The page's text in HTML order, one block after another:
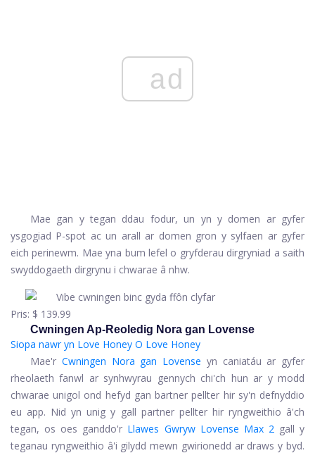
ad
Mae gan y tegan ddau fodur, un yn y domen ar gyfer
ysgogiad P-spot ac un arall ar domen gron y sylfaen ar gyfer
eich perinewm. Mae yna bum lefel o gryfderau dirgryniad a saith
swyddogaeth dirgrynu i chwarae â nhw.
Pris: $ 139.99
Cwningen Ap-Reoledig Nora gan Lovense
Siopa nawr yn Love Honey O Love Honey
Mae'r Cwningen Nora gan Lovense yn caniatáu ar gyfer
rheolaeth fanwl ar synhwyrau gennych chi'ch hun ar y modd
chwarae unigol ond hefyd gan bartner pellter hir sy'n defnyddio
eu app. Nid yn unig y gall partner pellter hir ryngweithio â'ch
tegan, os oes ganddo'r Llawes Gwryw Lovense Max 2 gall y
teganau ryngweithio â'i gilydd mewn gwirionedd ar draws y byd.